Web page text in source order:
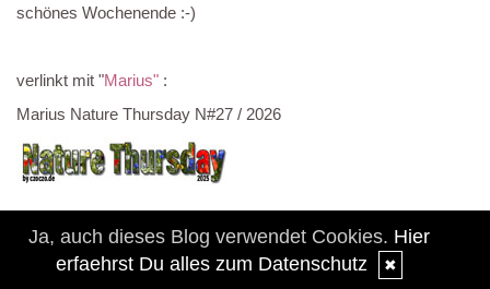
schönes Wochenende :-)
verlinkt mit "Marius" :
Marius Nature Thursday N#27 / 2026
Ja, auch dieses Blog verwendet Cookies. Hier
erfaehrst Du alles zum Datenschutz
✖